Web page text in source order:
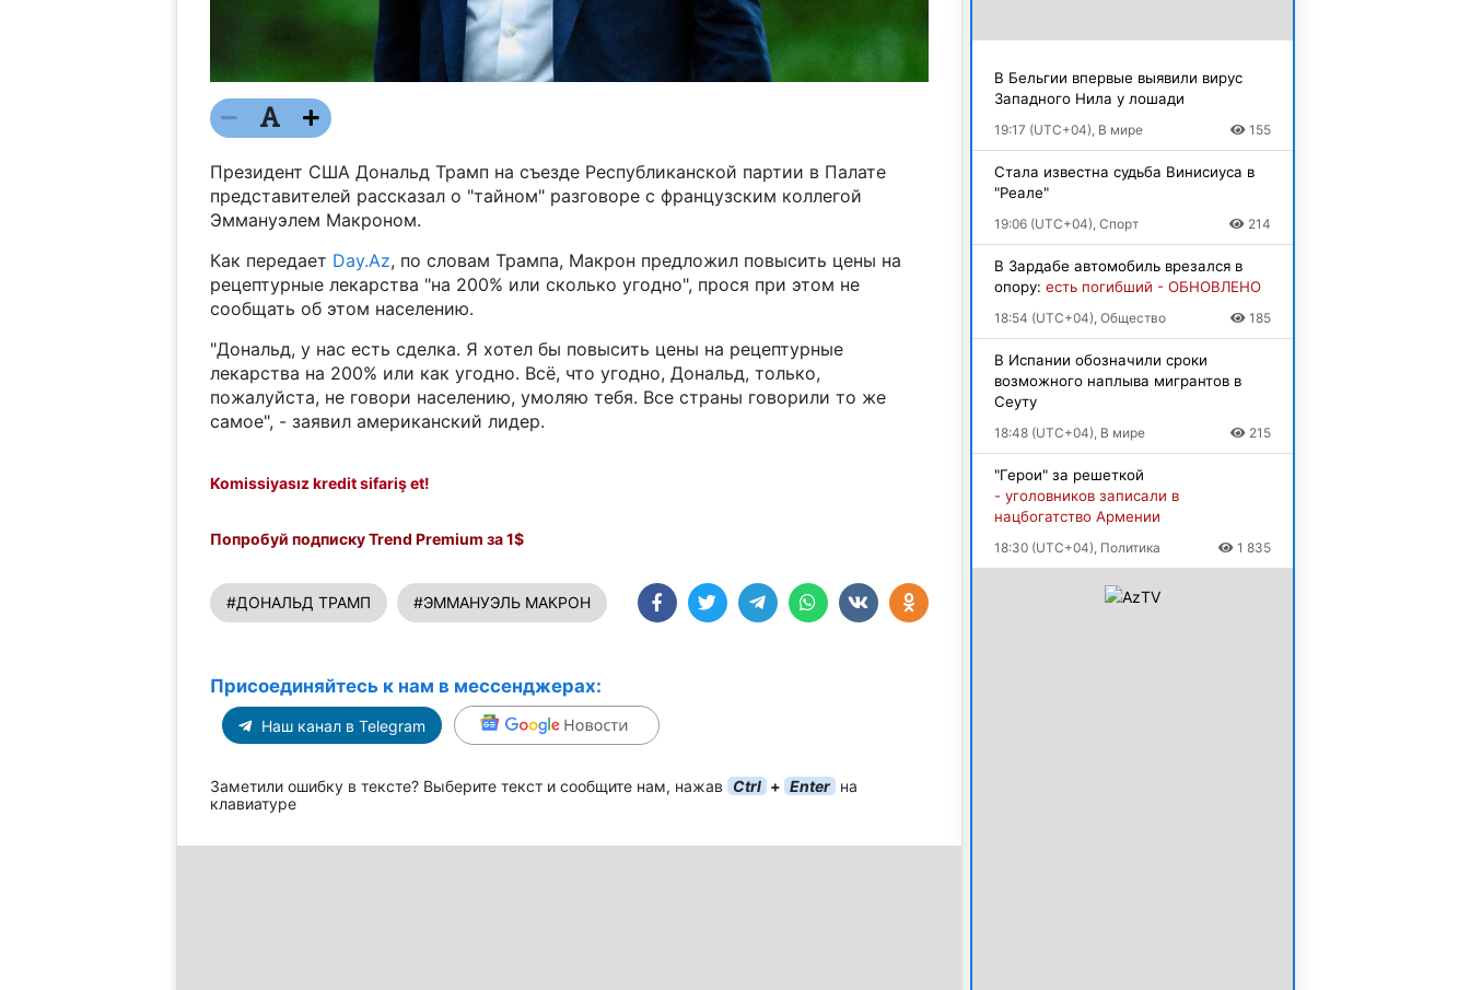
Президент США Дональд Трамп на съезде Республиканской партии в Палате
представителей рассказал о "тайном" разговоре с французским коллегой
Эммануэлем Макроном.
Как передает Day.Az, по словам Трампа, Макрон предложил повысить цены на
рецептурные лекарства "на 200% или сколько угодно", прося при этом не
сообщать об этом населению.
"Дональд, у нас есть сделка. Я хотел бы повысить цены на рецептурные
лекарства на 200% или как угодно. Всё, что угодно, Дональд, только,
пожалуйста, не говори населению, умоляю тебя. Все страны говорили то же
самое", - заявил американский лидер.
Komissiyasız kredit sifariş et!
Попробуй подписку Trend Premium за 1$
#ДОНАЛЬД ТРАМП #ЭММАНУЭЛЬ МАКРОН
Присоединяйтесь к нам в мессенджерах:
Наш канал в Telegram
Заметили ошибку в тексте? Выберите текст и сообщите нам, нажав Ctrl + Enter на
клавиатуре
В Бельгии впервые выявили вирус
Западного Нила у лошади
19:17 (UTC+04), В мире 155
Стала известна судьба Винисиуса в
"Реале"
19:06 (UTC+04), Спорт 214
В Зардабе автомобиль врезался в
опору: есть погибший - ОБНОВЛЕНО
18:54 (UTC+04), Общество 185
В Испании обозначили сроки
возможного наплыва мигрантов в
Сеуту
18:48 (UTC+04), В мире 215
"Герои" за решеткой
- уголовников записали в
нацбогатство Армении
18:30 (UTC+04), Политика 1 835